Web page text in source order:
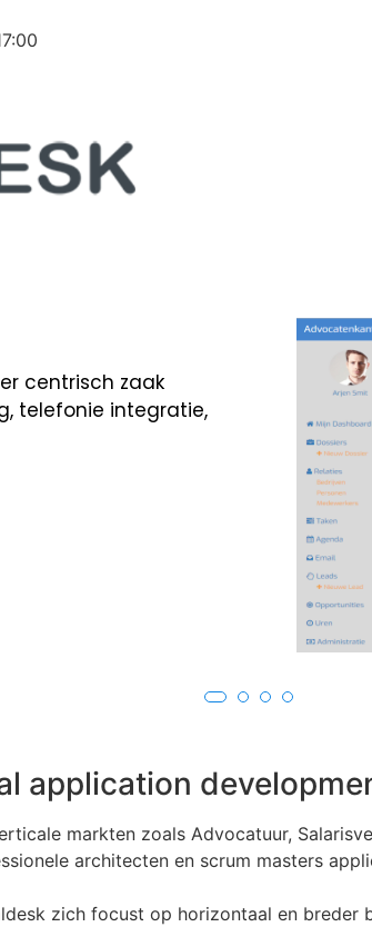
salarispakket.
ers – waarvan 5.000
– vertrouwen op de software van
application
markten zoals Advocatuur,
architecten en scrum masters
zich focust op horizontaal en